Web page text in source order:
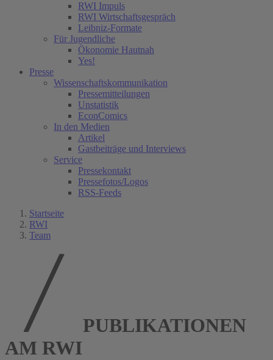
RWI Impuls
RWI Wirtschaftsgespräch
Leibniz-Formate
Für Jugendliche
Ökonomie Hautnah
Yes!
Presse
Wissenschaftskommunikation
Pressemitteilungen
Unstatistik
EconComics
In den Medien
Artikel
Gastbeiträge und Interviews
Service
Pressekontakt
Pressefotos/Logos
RSS-Feeds
Startseite
RWI
Team
PUBLIKATIONEN
AM RWI